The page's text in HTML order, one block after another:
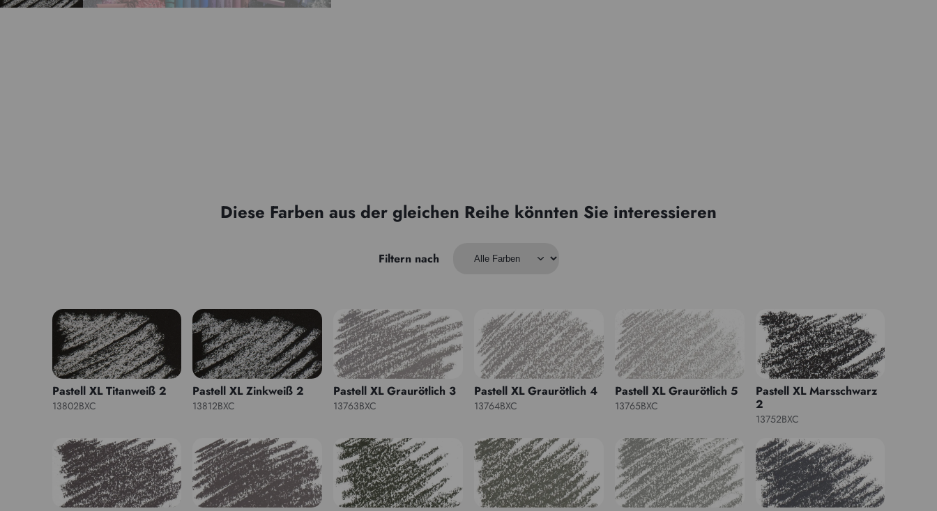
Diese Farben aus der gleichen Reihe könnten Sie interessieren
Filtern nach
Pastell XL Titanweiß 2
13802BXC
Pastell XL Zinkweiß 2
13812BXC
Pastell XL Graurötlich 3
13763BXC
Pastell XL Graurötlich 4
13764BXC
Pastell XL Graurötlich 5
13765BXC
Pastell XL Marsschwarz
2
13752BXC